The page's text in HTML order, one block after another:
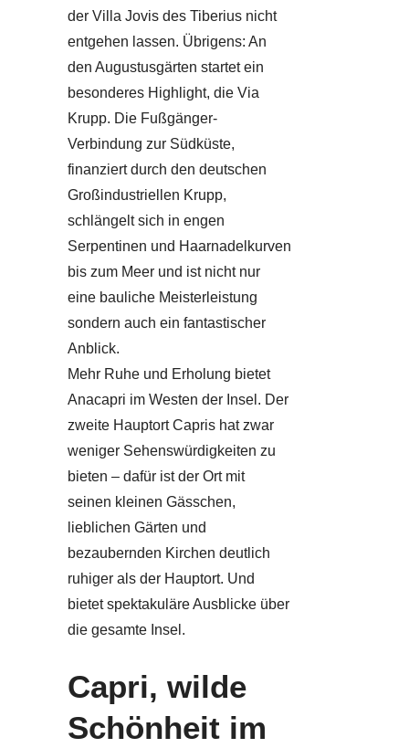
der Villa Jovis des Tiberius nicht
entgehen lassen. Übrigens: An
den Augustusgärten startet ein
besonderes Highlight, die Via
Krupp. Die Fußgänger-
Verbindung zur Südküste,
finanziert durch den deutschen
Großindustriellen Krupp,
schlängelt sich in engen
Serpentinen und Haarnadelkurven
bis zum Meer und ist nicht nur
eine bauliche Meisterleistung
sondern auch ein fantastischer
Anblick.
Mehr Ruhe und Erholung bietet
Anacapri im Westen der Insel. Der
zweite Hauptort Capris hat zwar
weniger Sehenswürdigkeiten zu
bieten – dafür ist der Ort mit
seinen kleinen Gässchen,
lieblichen Gärten und
bezaubernden Kirchen deutlich
ruhiger als der Hauptort. Und
bietet spektakuläre Ausblicke über
die gesamte Insel.
Capri, wilde
Schönheit im